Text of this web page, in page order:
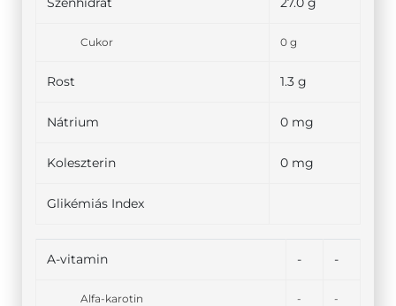
Cukor 0 g
Rost 1.3 g
Nátrium 0 mg
Koleszterin 0 mg
Glikémiás Index
A-vitamin - -
Alfa-karotin - -